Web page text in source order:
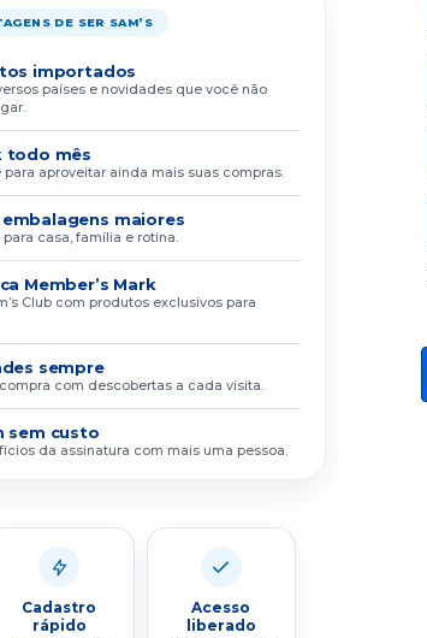
DE SER SAM’S
importados
países e novidades que você não
todo mês
aproveitar ainda mais suas compras.
maiores
casa, família e rotina.
Member’s Mark
Club com produtos exclusivos para
sempre
com descobertas a cada visita.
sem custo
da assinatura com mais uma pessoa.
Cadastro
rápido
Acesso
liberado